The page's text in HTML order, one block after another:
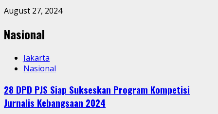
August 27, 2024
Nasional
Jakarta
Nasional
28 DPD PJS Siap Sukseskan Program Kompetisi
Jurnalis Kebangsaan 2024